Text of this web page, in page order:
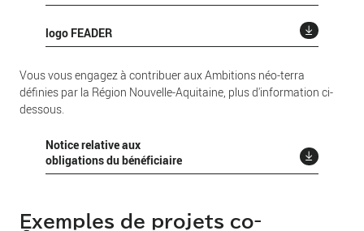
logo FEADER
Vous vous engagez à contribuer aux Ambitions néo-terra
définies par la Région Nouvelle-Aquitaine, plus d'information ci-
dessous.
Notice relative aux
obligations du bénéficiaire
Exemples de projets co-